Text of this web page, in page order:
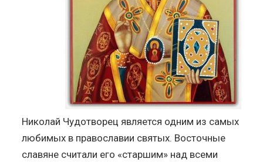
Николай Чудотворец является одним из самых
любимых в православии святых. Восточные
славяне считали его «старшим» над всеми